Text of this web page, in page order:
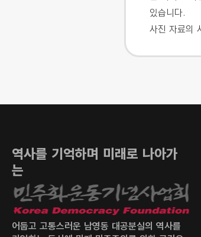
있습니다.
사진 자료의
역사를 기억하며 미래로 나아가
는
어둡고 고통스러운 남영동 대공분실의 역사를